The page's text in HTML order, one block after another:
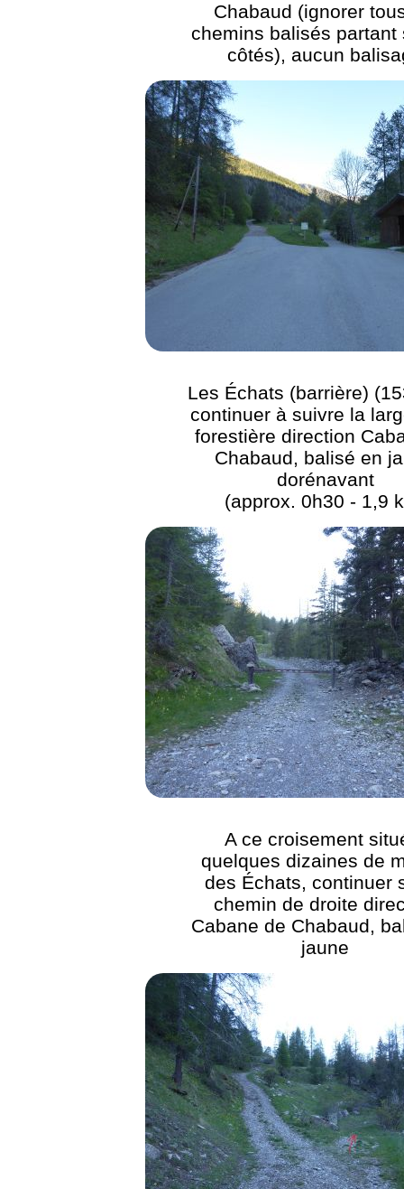
Chabaud (ignorer
chemins balisés partant
côtés), aucun
Les Échats (barrière)
continuer à suivre la
forestière direction
Chabaud, balisé en
dorénavant
(approx. 0h30 - 1,9
A ce croisement
quelques dizaines de
des Échats, continuer
chemin de droite
Cabane de Chabaud,
jaune